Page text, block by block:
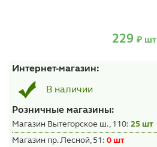
229 ₽ шт
Интернет-магазин:
В наличии
Розничные магазины:
Магазин Вытегорское ш., 110: 25 шт
Магазин пр. Лесной, 51: 0 шт